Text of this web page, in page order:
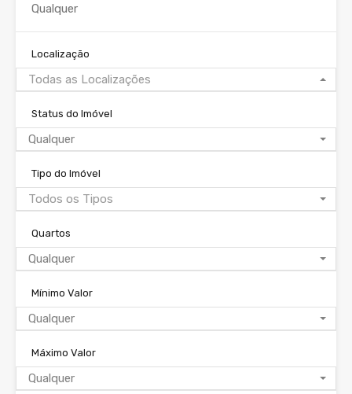
Localização
Todas as Localizações
Status do Imóvel
Qualquer
Tipo do Imóvel
Todos os Tipos
Quartos
Qualquer
Mínimo Valor
Qualquer
Máximo Valor
Qualquer